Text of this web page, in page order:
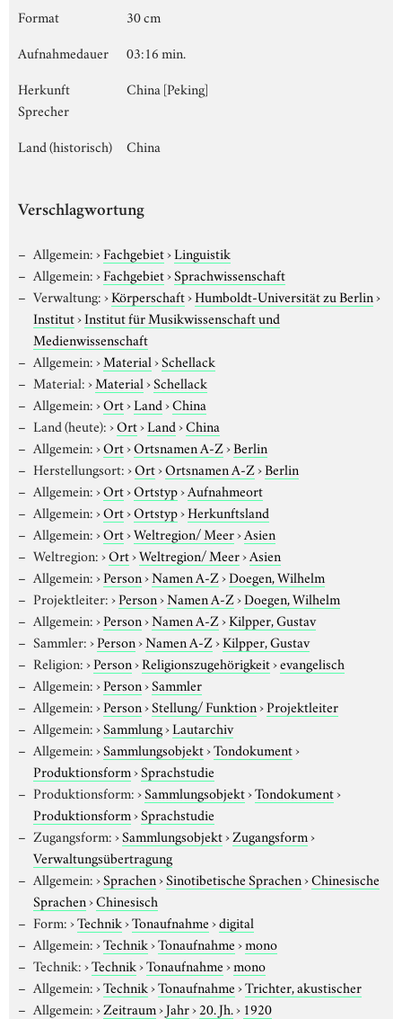
Format
30 cm
Aufnahmedauer
03:16 min.
Herkunft
Sprecher
China [Peking]
Land (historisch) China
Verschlagwortung
Allgemein:›Fachgebiet›Linguistik
Allgemein:›Fachgebiet›Sprachwissenschaft
Verwaltung:›Körperschaft›Humboldt-Universität zu Berlin›
Institut›Institut für Musikwissenschaft und
Medienwissenschaft
Allgemein:›Material›Schellack
Material:›Material›Schellack
Allgemein:›Ort›Land›China
Land (heute):›Ort›Land›China
Allgemein:›Ort›Ortsnamen A-Z›Berlin
Herstellungsort:›Ort›Ortsnamen A-Z›Berlin
Allgemein:›Ort›Ortstyp›Aufnahmeort
Allgemein:›Ort›Ortstyp›Herkunftsland
Allgemein:›Ort›Weltregion/ Meer›Asien
Weltregion:›Ort›Weltregion/ Meer›Asien
Allgemein:›Person›Namen A-Z›Doegen, Wilhelm
Projektleiter:›Person›Namen A-Z›Doegen, Wilhelm
Allgemein:›Person›Namen A-Z›Kilpper, Gustav
Sammler:›Person›Namen A-Z›Kilpper, Gustav
Religion:›Person›Religionszugehörigkeit›evangelisch
Allgemein:›Person›Sammler
Allgemein:›Person›Stellung/ Funktion›Projektleiter
Allgemein:›Sammlung›Lautarchiv
Allgemein:›Sammlungsobjekt›Tondokument›
Produktionsform›Sprachstudie
Produktionsform:›Sammlungsobjekt›Tondokument›
Produktionsform›Sprachstudie
Zugangsform:›Sammlungsobjekt›Zugangsform›
Verwaltungsübertragung
Allgemein:›Sprachen›Sinotibetische Sprachen›Chinesische
Sprachen›Chinesisch
Form:›Technik›Tonaufnahme›digital
Allgemein:›Technik›Tonaufnahme›mono
Technik:›Technik›Tonaufnahme›mono
Allgemein:›Technik›Tonaufnahme›Trichter, akustischer
Allgemein:›Zeitraum›Jahr›20. Jh.› 1920